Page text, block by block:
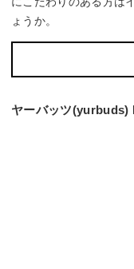
ょうか。
ヤーバッツ(yurbuds)